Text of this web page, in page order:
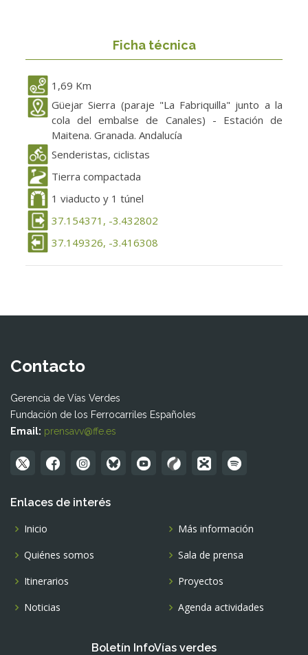
Ficha técnica
1,69 Km
Güejar Sierra (paraje "La Fabriquilla" junto a la
cola del embalse de Canales) - Estación de
Maitena. Granada. Andalucía
Senderistas, ciclistas
Tierra compactada
1 viaducto y 1 túnel
37.154371, -3.432802
37.149326, -3.416308
Contacto
Gerencia de Vías Verdes
Fundación de los Ferrocarriles Españoles
Email: prensavv@ffe.es
Enlaces de interés
Inicio
Quiénes somos
Itinerarios
Noticias
Más información
Sala de prensa
Proyectos
Agenda actividades
Boletín InfoVías verdes